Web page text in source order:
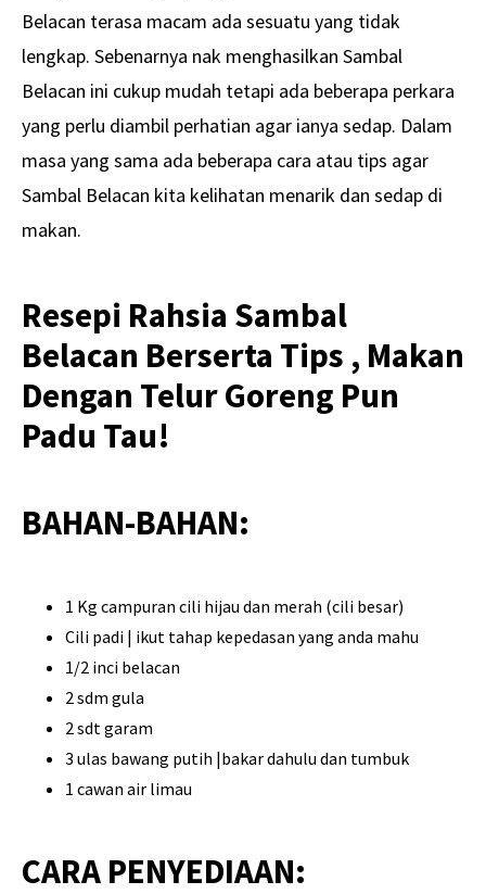
Belacan terasa macam ada sesuatu yang tidak
lengkap. Sebenarnya nak menghasilkan Sambal
Belacan ini cukup mudah tetapi ada beberapa perkara
yang perlu diambil perhatian agar ianya sedap. Dalam
masa yang sama ada beberapa cara atau tips agar
Sambal Belacan kita kelihatan menarik dan sedap di
makan.
Resepi Rahsia Sambal
Belacan Berserta Tips , Makan
Dengan Telur Goreng Pun
Padu Tau!
BAHAN-BAHAN:
1 Kg campuran cili hijau dan merah (cili besar)
Cili padi | ikut tahap kepedasan yang anda mahu
1/2 inci belacan
2 sdm gula
2 sdt garam
3 ulas bawang putih |bakar dahulu dan tumbuk
1 cawan air limau
CARA PENYEDIAAN: